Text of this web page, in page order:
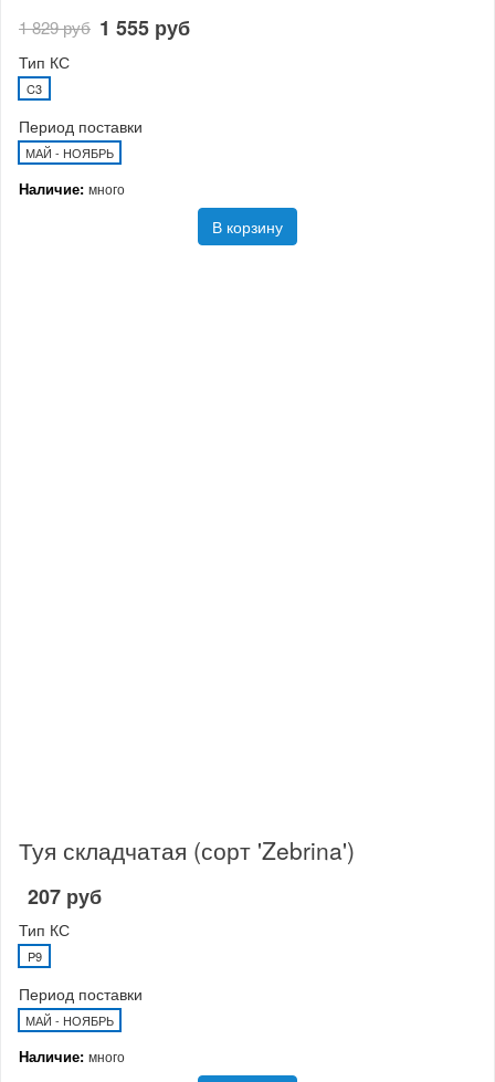
1 829 руб 1 555 руб
Тип КС
C3
Период поставки
МАЙ - НОЯБРЬ
Наличие: много
В корзину
Туя складчатая (сорт 'Zebrina')
207 руб
Тип КС
P9
Период поставки
МАЙ - НОЯБРЬ
Наличие: много